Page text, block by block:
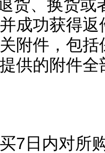
、换货或
成功获得
附件，包
供的附件
7日内对所